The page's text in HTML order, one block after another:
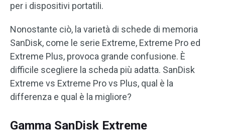
per i dispositivi portatili.
Nonostante ciò, la varietà di schede di memoria
SanDisk, come le serie Extreme, Extreme Pro ed
Extreme Plus, provoca grande confusione. È
difficile scegliere la scheda più adatta. SanDisk
Extreme vs Extreme Pro vs Plus, qual è la
differenza e qual è la migliore?
Gamma SanDisk Extreme